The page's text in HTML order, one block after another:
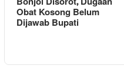
Obat Kosong Belum
Dijawab Bupati